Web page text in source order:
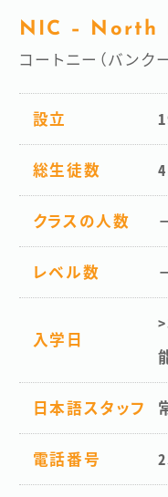
NIC – North
コートニー（バンク
設立
総生徒数
クラスの人数
レベル数
入学日
日本語スタッフ
電話番号